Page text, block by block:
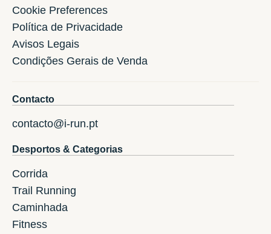
Cookie Preferences
Política de Privacidade
Avisos Legais
Condições Gerais de Venda
Contacto
contacto@i-run.pt
Desportos & Categorias
Corrida
Trail Running
Caminhada
Fitness